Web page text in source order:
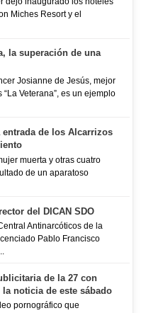
Miches Resort y el
la superación de una
Josianne de Jesús, mejor
Veterana”, es un ejemplo
de los Alcarrizos
muerta y otras cuatro
de un aparatoso
del DICAN SDO
Antinarcóticos de la
Pablo Francisco
de la 27 con
noticia de este sábado
pornográfico que